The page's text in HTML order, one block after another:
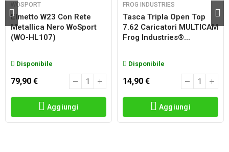
WOSPORT
Elmetto W23 Con Rete
Metallica Nero WoSport
(WO-HL107)
Disponibile
79,90 €
Aggiungi
FROG INDUSTRIES
Tasca Tripla Open Top
7.62 Caricatori MULTICAM
Frog Industries®...
Disponibile
14,90 €
Aggiungi